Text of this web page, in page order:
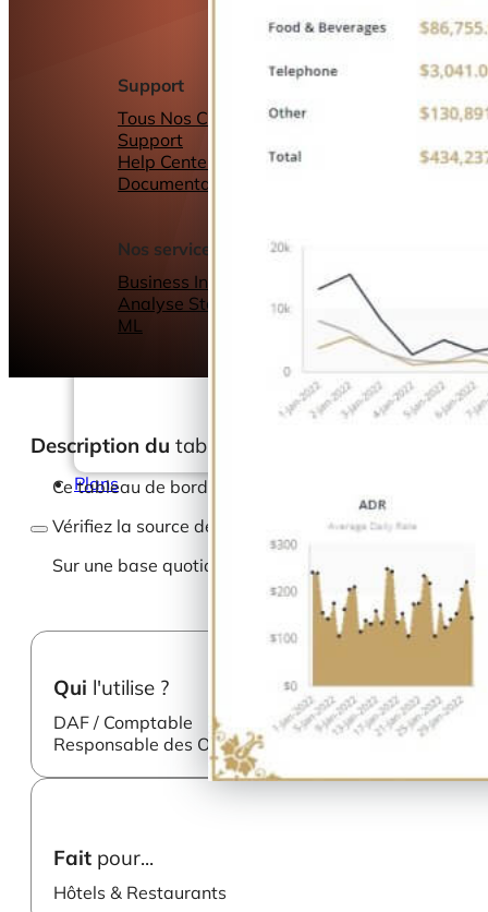
Support
Tous Nos Canaux de
Support
Help Center &
Documentation
Nos services
Business Intelligence
Analyse Statistique &
ML
Autres
Tableaux de
Connecteurs
Plans
Description du tableau de bord
Ce tableau de bord permet aux directeurs d’hôtel
Vérifiez la source des réservations et la situation
Sur une base quotidienne ou mensuelle, vous
Qui l'utilise ?
DAF / Comptable
Responsable des Opérations
Fait pour...
Hôtels & Restaurants